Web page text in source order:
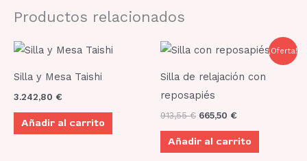
Productos relacionados
Silla y Mesa Taishi
3.242,80 €
Añadir al carrito
¡Oferta!
Silla de relajación con
reposapiés
913,55€
El
precio
era:
913,55 €.
665,50 €
El
precio
es:
Añadir al carrito